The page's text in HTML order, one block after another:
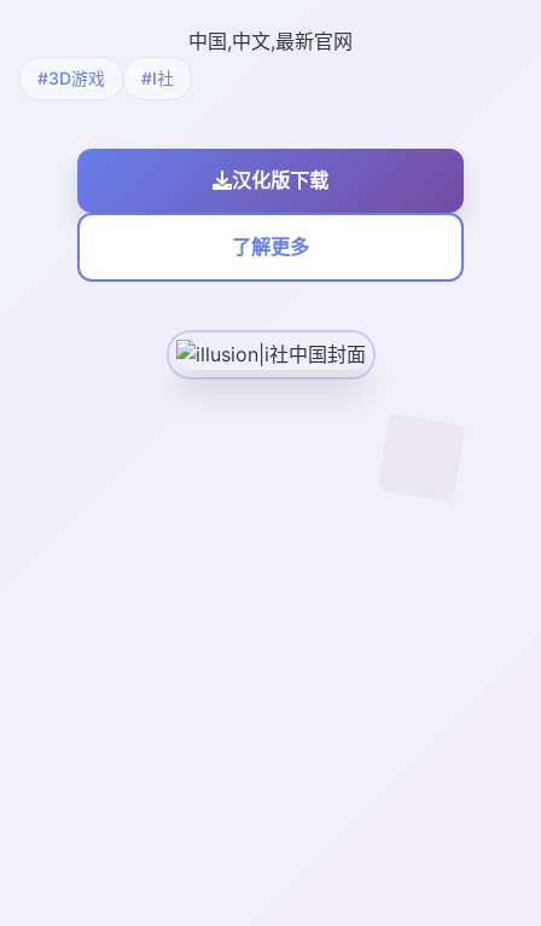
中国,中文,最新官网
#3D游戏 #I社
汉化版下载
了解更多